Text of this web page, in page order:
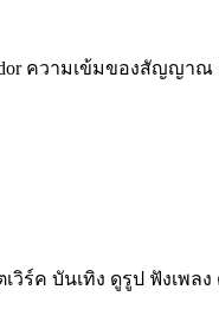
ความเข้มของสัญญาณ ก
ร์ค บันเทิง ดูรูป ฟังเพล